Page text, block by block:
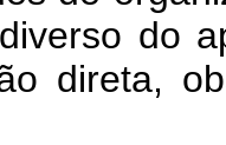
do
direta,